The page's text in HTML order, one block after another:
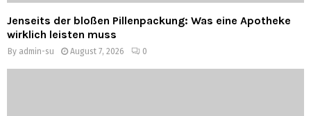
Jenseits der bloßen Pillenpackung: Was eine Apotheke
wirklich leisten muss
By admin-su August 7, 2026 0